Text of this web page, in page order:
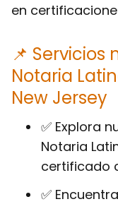
en
📌
Notaria
New Jersey
✅ Explora
Notaria
certificado
✅